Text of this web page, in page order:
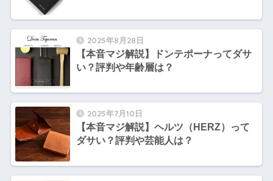
2025年8月28日
【本音マジ解説】ドンテポーナってダサ
い？評判や年齢層は？
2025年7月10日
【本音マジ解説】ヘルツ（HERZ）って
ダサい？評判や芸能人は？